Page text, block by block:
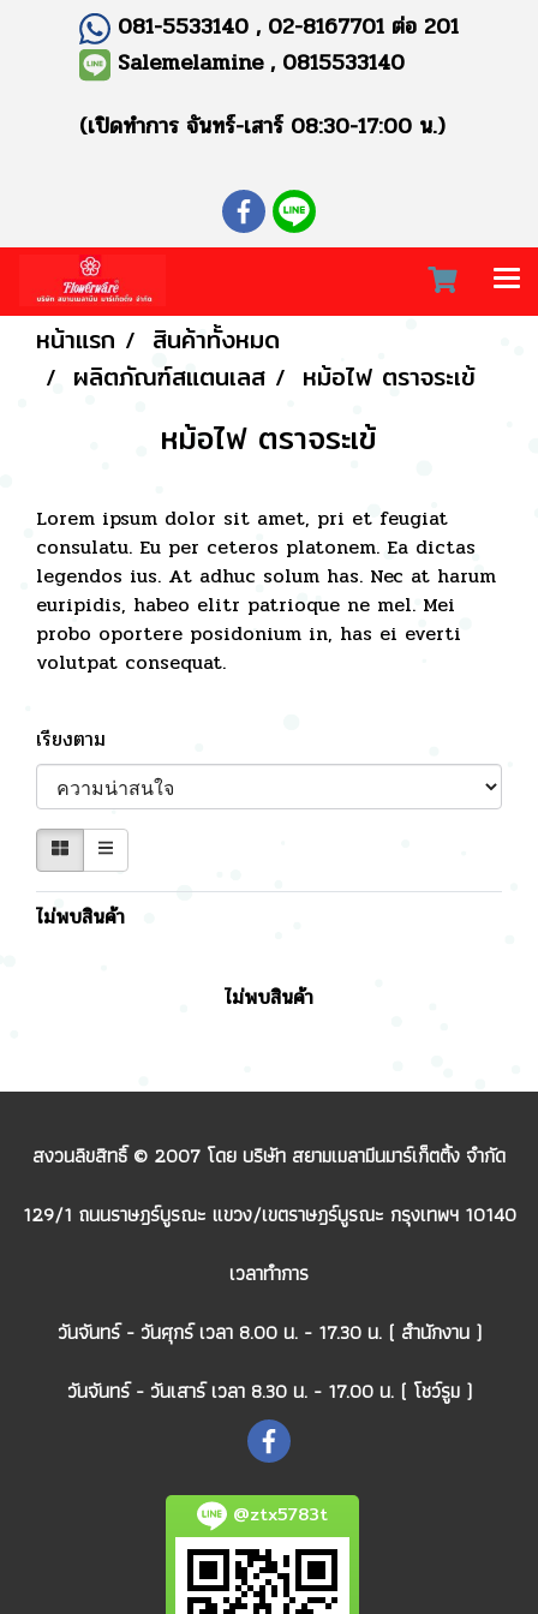
081-5533140 , 02-8167701 ต่อ 201
Salemelamine , 0815533140
(เปิดทำการ จันทร์-เสาร์ 08:30-17:00 น.)
หน้าแรก
สินค้าทั้งหมด
ผลิตภัณฑ์สแตนเลส
หม้อไฟ ตราจระเข้
หม้อไฟ ตราจระเข้
Lorem ipsum dolor sit amet, pri et feugiat
consulatu. Eu per ceteros platonem. Ea dictas
legendos ius. At adhuc solum has. Nec at harum
euripidis, habeo elitr patrioque ne mel. Mei
probo oportere posidonium in, has ei everti
volutpat consequat.
เรียงตาม
ไม่พบสินค้า
ไม่พบสินค้า
สงวนลิขสิทธิ์ © 2007 โดย บริษัท สยามเมลามีนมาร์เก็ตติ้ง จำกัด
129/1 ถนนราษฎร์บูรณะ แขวง/เขตราษฎร์บูรณะ กรุงเทพฯ 10140
เวลาทำการ
วันจันทร์ - วันศุกร์ เวลา 8.00 น. - 17.30 น. ( สำนักงาน )
วันจันทร์ - วันเสาร์ เวลา 8.30 น. - 17.00 น. ( โชว์รูม )
@ztx5783t